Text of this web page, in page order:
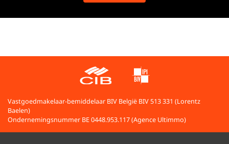
Vastgoedmakelaar-bemiddelaar BIV België BIV 513 331 (Lorentz
Baelen)
Ondernemingsnummer BE 0448.953.117 (Agence Ultimmo)